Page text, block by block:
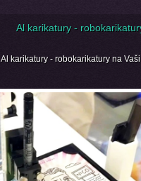
Al karikatury -
Al karikatury - robokarikatury na Vaši